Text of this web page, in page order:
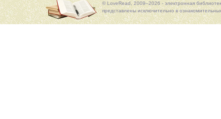
© LoveRead, 2009–2026 - электронная
представлены исключительно в